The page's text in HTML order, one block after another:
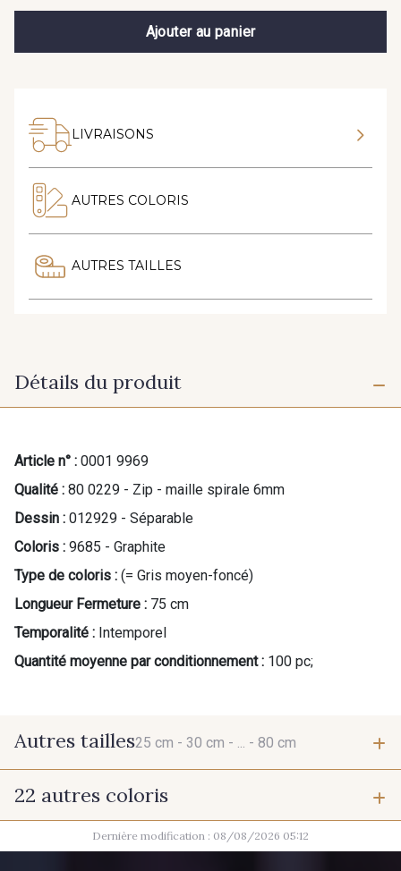
Ajouter au panier
LIVRAISONS
AUTRES COLORIS
AUTRES TAILLES
Détails du produit
Article n° : 0001 9969
Qualité : 80 0229 - Zip - maille spirale 6mm
Dessin : 012929 - Séparable
Coloris : 9685 - Graphite
Type de coloris : (= Gris moyen-foncé)
Longueur Fermeture : 75 cm
Temporalité : Intemporel
Quantité moyenne par conditionnement : 100 pc;
Autres tailles25 cm - 30 cm - ... - 80 cm
25 cm
22 autres coloris
9700 - Noir 10011 - Gris souris
Dernière modification : 08/08/2026 05:12